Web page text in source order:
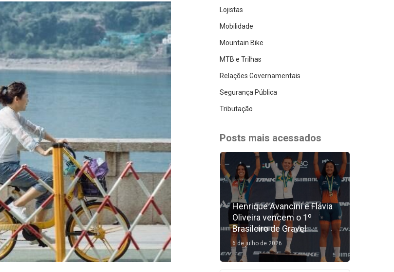
Lojistas
Mobilidade
Mountain Bike
MTB e Trilhas
Relações Governamentais
Segurança Pública
Tributação
Posts mais acessados
Henrique Avancini e Flávia
Oliveira vencem o 1º
Brasileiro de Gravel
6 de julho de 2026